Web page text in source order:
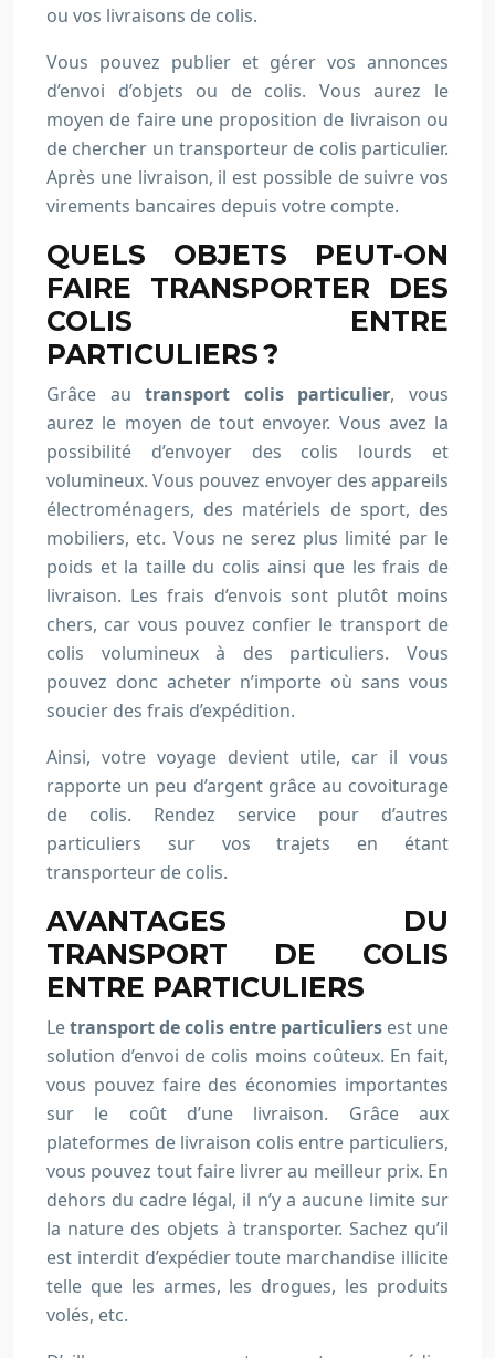
ou vos livraisons de colis.
Vous pouvez publier et gérer vos annonces
d’envoi d’objets ou de colis. Vous aurez le
moyen de faire une proposition de livraison ou
de chercher un transporteur de colis particulier.
Après une livraison, il est possible de suivre vos
virements bancaires depuis votre compte.
QUELS OBJETS PEUT-ON
FAIRE TRANSPORTER DES
COLIS ENTRE
PARTICULIERS ?
Grâce autransport colis particulier, vous
aurez le moyen de tout envoyer. Vous avez la
possibilité d’envoyer des colis lourds et
volumineux. Vous pouvez envoyer des appareils
électroménagers, des matériels de sport, des
mobiliers, etc. Vous ne serez plus limité par le
poids et la taille du colis ainsi que les frais de
livraison. Les frais d’envois sont plutôt moins
chers, car vous pouvez confier le transport de
colis volumineux à des particuliers. Vous
pouvez donc acheter n’importe où sans vous
soucier des frais d’expédition.
Ainsi, votre voyage devient utile, car il vous
rapporte un peu d’argent grâce au covoiturage
de colis. Rendez service pour d’autres
particuliers sur vos trajets en étant
transporteur de colis.
AVANTAGES DU
TRANSPORT DE COLIS
ENTRE PARTICULIERS
Letransport de colis entre particuliers est une
solution d’envoi de colis moins coûteux. En fait,
vous pouvez faire des économies importantes
sur le coût d’une livraison. Grâce aux
plateformes de livraison colis entre particuliers,
vous pouvez tout faire livrer au meilleur prix. En
dehors du cadre légal, il n’y a aucune limite sur
la nature des objets à transporter. Sachez qu’il
est interdit d’expédier toute marchandise illicite
telle que les armes, les drogues, les produits
volés, etc.